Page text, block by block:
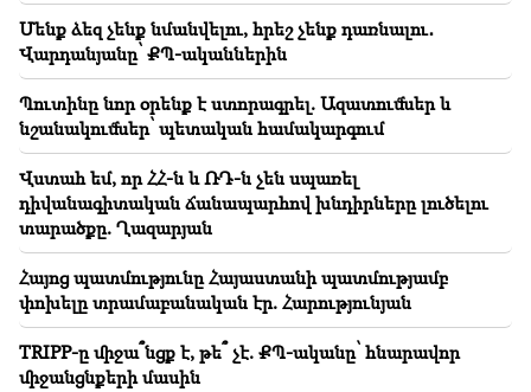
Մենք ձեզ չենք նմանվելու, հրեշ չենք դառնալու․
Վարդանյանը՝ ՔՊ-ականներին
Պուտինը նոր օրենք է ստորագրել. Ազատումներ և
նշանակումներ՝ պետական համակարգում
Վստահ եմ, որ ՀՀ-ն և ՌԴ-ն չեն սպառել
դիվանագիտական ճանապարհով խնդիրները լուծելու
տարածքը. Ղազարյան
Հայոց պատմությունը Հայաստանի պատմությամբ
փոխելը տրամաբանական էր. Հարությունյան
TRIPP-ը միջա՞նցք է, թե՞ չէ. ՔՊ-ականը՝ հնարավոր
միջանցնքերի մասին